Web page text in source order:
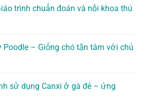
trình chuẩn đoán và nội khoa thú
Poodle – Giống chó tận tâm với chủ
sử dụng Canxi ở gà đẻ – ứng